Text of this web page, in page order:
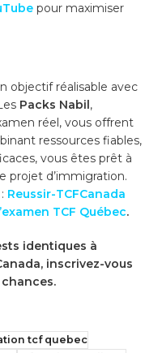
pour maximiser
objectif réalisable avec
Packs Nabil ,
réel, vous offrent
ressources fiables,
vous êtes prêt à
projet d’immigration.
Reussir-TCFCanada
TCF Québec.
identiques à
inscrivez-vous
tcf quebec